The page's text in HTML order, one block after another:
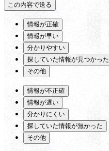
情報が正確
情報が早い
分かりやすい
探していた情報が見つかった
その他
情報が不正確
情報が遅い
分かりにくい
探していた情報が無かった
その他